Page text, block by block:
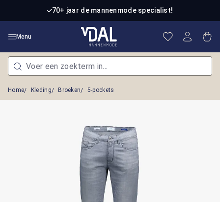
Ga naar de hoofdinhoud70+ jaar de mannenmode specialist!
Menu Je hebt 0
Home Kleding Broeken 5-pockets